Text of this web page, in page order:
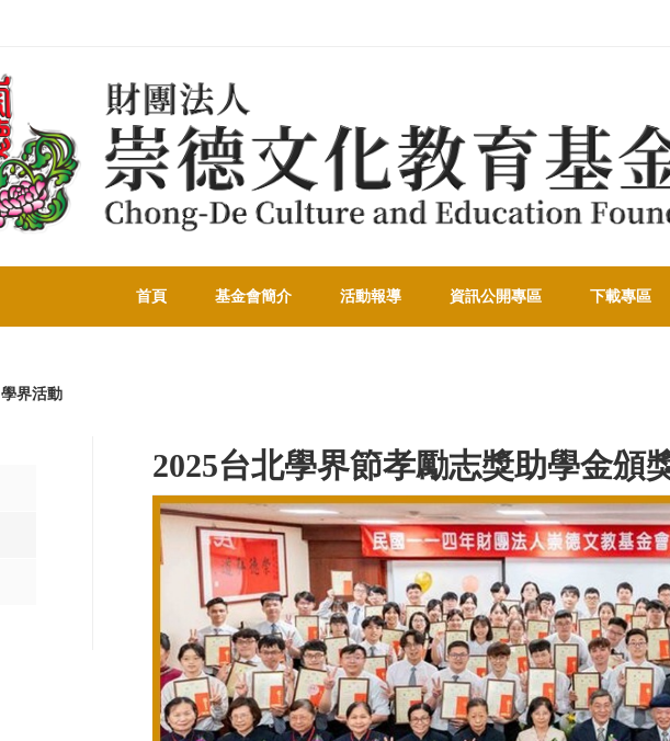
首頁 基金會簡介 活動報導 資訊公開專區 下載專區
學界活動
2025台北學界節孝勵志獎助學金頒